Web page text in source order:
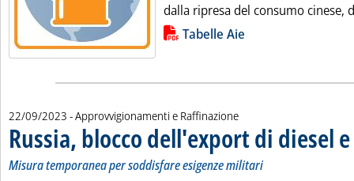
dalla ripresa del consumo cinese,
Lista allegati PDF alla notizia
Tabelle Aie
22/09/2023 - Approvvigionamenti e Raffinazione
Russia, blocco dell'export di diesel
Misura temporanea per soddisfare esigenze militari